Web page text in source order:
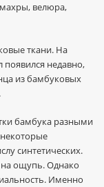
велюра,
ткани. На
появился недавно,
из бамбуковых
бамбука разными
синтетических.
на ощупь. Однако
Именно